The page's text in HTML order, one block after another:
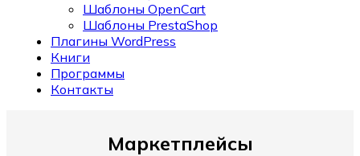
Шаблоны OpenCart
Шаблоны PrestaShop
Плагины WordPress
Книги
Программы
Контакты
Маркетплейсы